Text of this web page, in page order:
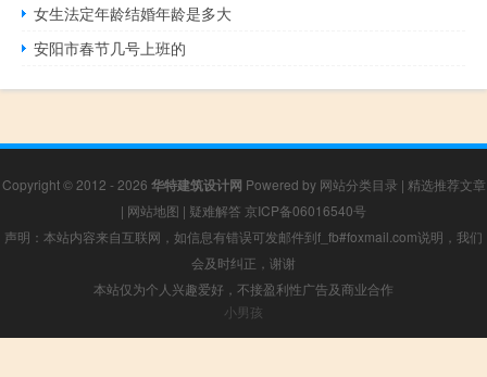
女生法定年龄结婚年龄是多大
安阳市春节几号上班的
Copyright © 2012 - 2026 华特建筑设计网 Powered by 网站分类目录 | 精选推荐文章
| 网站地图 | 疑难解答 京ICP备06016540号
声明：本站内容来自互联网，如信息有错误可发邮件到f_fb#foxmail.com说明，我们
会及时纠正，谢谢
本站仅为个人兴趣爱好，不接盈利性广告及商业合作
小男孩